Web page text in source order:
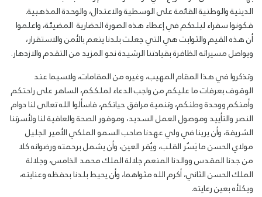
الدينية والوطنية القائمة على الوسطية والاعتدال، والوحدة المذهبية.
فكونوا سفراء لبلدكم في إعطاء هذه الصورة الحضارية المضيئة، واعلموا
أن هذه القيم والثوابت هي التي جعلت بلدنا ينعم بالأمن والاستقرار،
ويواصل مسيراته الظافرة بقيادتنا الرشيدة نحو المزيد من التقدم والازدهار.
وتذكروا في هذا المقام المهيب، وغيره من المقامات، ولاسيما عند
الوقوف بعرفات ما عليكم من واجب الدعاء لملككم، الساهر على راحتكم
وأمنكم ووحدة وطنكم، وتنمية مرافق حياتكم، فاسألوا الله تعالى لنا دوام
النصر والتأييد وموصول العمل السديد، وموفور الصحة والعافية لنا ولأسرتنا
الشريفة، وأن يرينا في ولي عهدنا صاحب السمو الملكي الأمير الجليل
مولاي الحسن ما يَسُر القلب، ويُقر العين، وأن يشمل برحمته ورضوانه كلا
من جدنا المقدس ووالدنا المنعم جلالة الملك محمد الخامس، وجلالة
الملك الحسن الثاني، أكرم الله مثواهما، وأن يحيط بلدنا بحفظه وعنايته،
ويكلأه بعين رعايته.